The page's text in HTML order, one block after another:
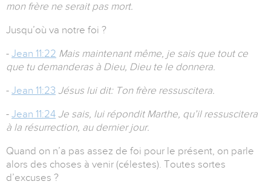
mon frère ne serait pas mort.
Jusqu’où va notre foi ?
- Jean 11:22 Mais maintenant même, je sais que tout ce
que tu demanderas à Dieu, Dieu te le donnera.
- Jean 11:23 Jésus lui dit: Ton frère ressuscitera.
- Jean 11:24 Je sais, lui répondit Marthe, qu’il ressuscitera
à la résurrection, au dernier jour.
Quand on n’a pas assez de foi pour le présent, on parle
alors des choses à venir (célestes). Toutes sortes
d’excuses ?